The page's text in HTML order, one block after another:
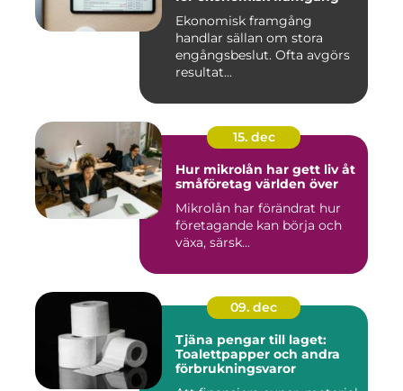
Ekonomisk framgång
handlar sällan om stora
engångsbeslut. Ofta avgörs
resultat...
15. dec
Hur mikrolån har gett liv åt
småföretag världen över
Mikrolån har förändrat hur
företagande kan börja och
växa, särsk...
09. dec
Tjäna pengar till laget:
Toalettpapper och andra
förbrukningsvaror